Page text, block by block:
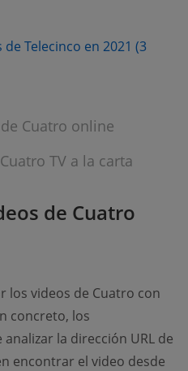
Telecinco en 2021 (3
Cuatro online
TV a la carta
de Cuatro
los videos de Cuatro con
concreto, los
la dirección URL de
encontrar el video desde